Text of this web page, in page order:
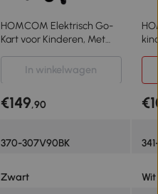
HOMCOM Elektrisch Go-
Kart voor Kinderen, Met
Licht- en Muziekfunctie,
In winkelwagen
€149,90
370-307V90BK
Zwart
Wit